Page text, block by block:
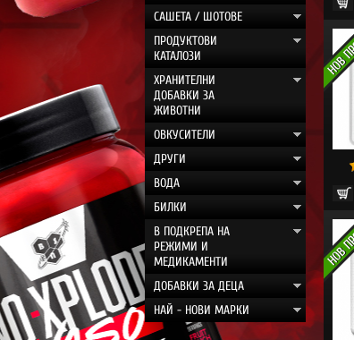
САШЕТА / ШОТОВЕ
ПРОДУКТОВИ
КАТАЛОЗИ
ХРАНИТЕЛНИ
ДОБАВКИ ЗА
ЖИВОТНИ
ОВКУСИТЕЛИ
ДРУГИ
ВОДА
БИЛКИ
В ПОДКРЕПА НА
РЕЖИМИ И
МЕДИКАМЕНТИ
ДОБАВКИ ЗА ДЕЦА
НАЙ - НОВИ МАРКИ